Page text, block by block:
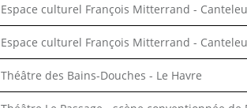
Espace culturel François Mitterrand - Canteleu
Espace culturel François Mitterrand - Canteleu
Théâtre des Bains-Douches - Le Havre